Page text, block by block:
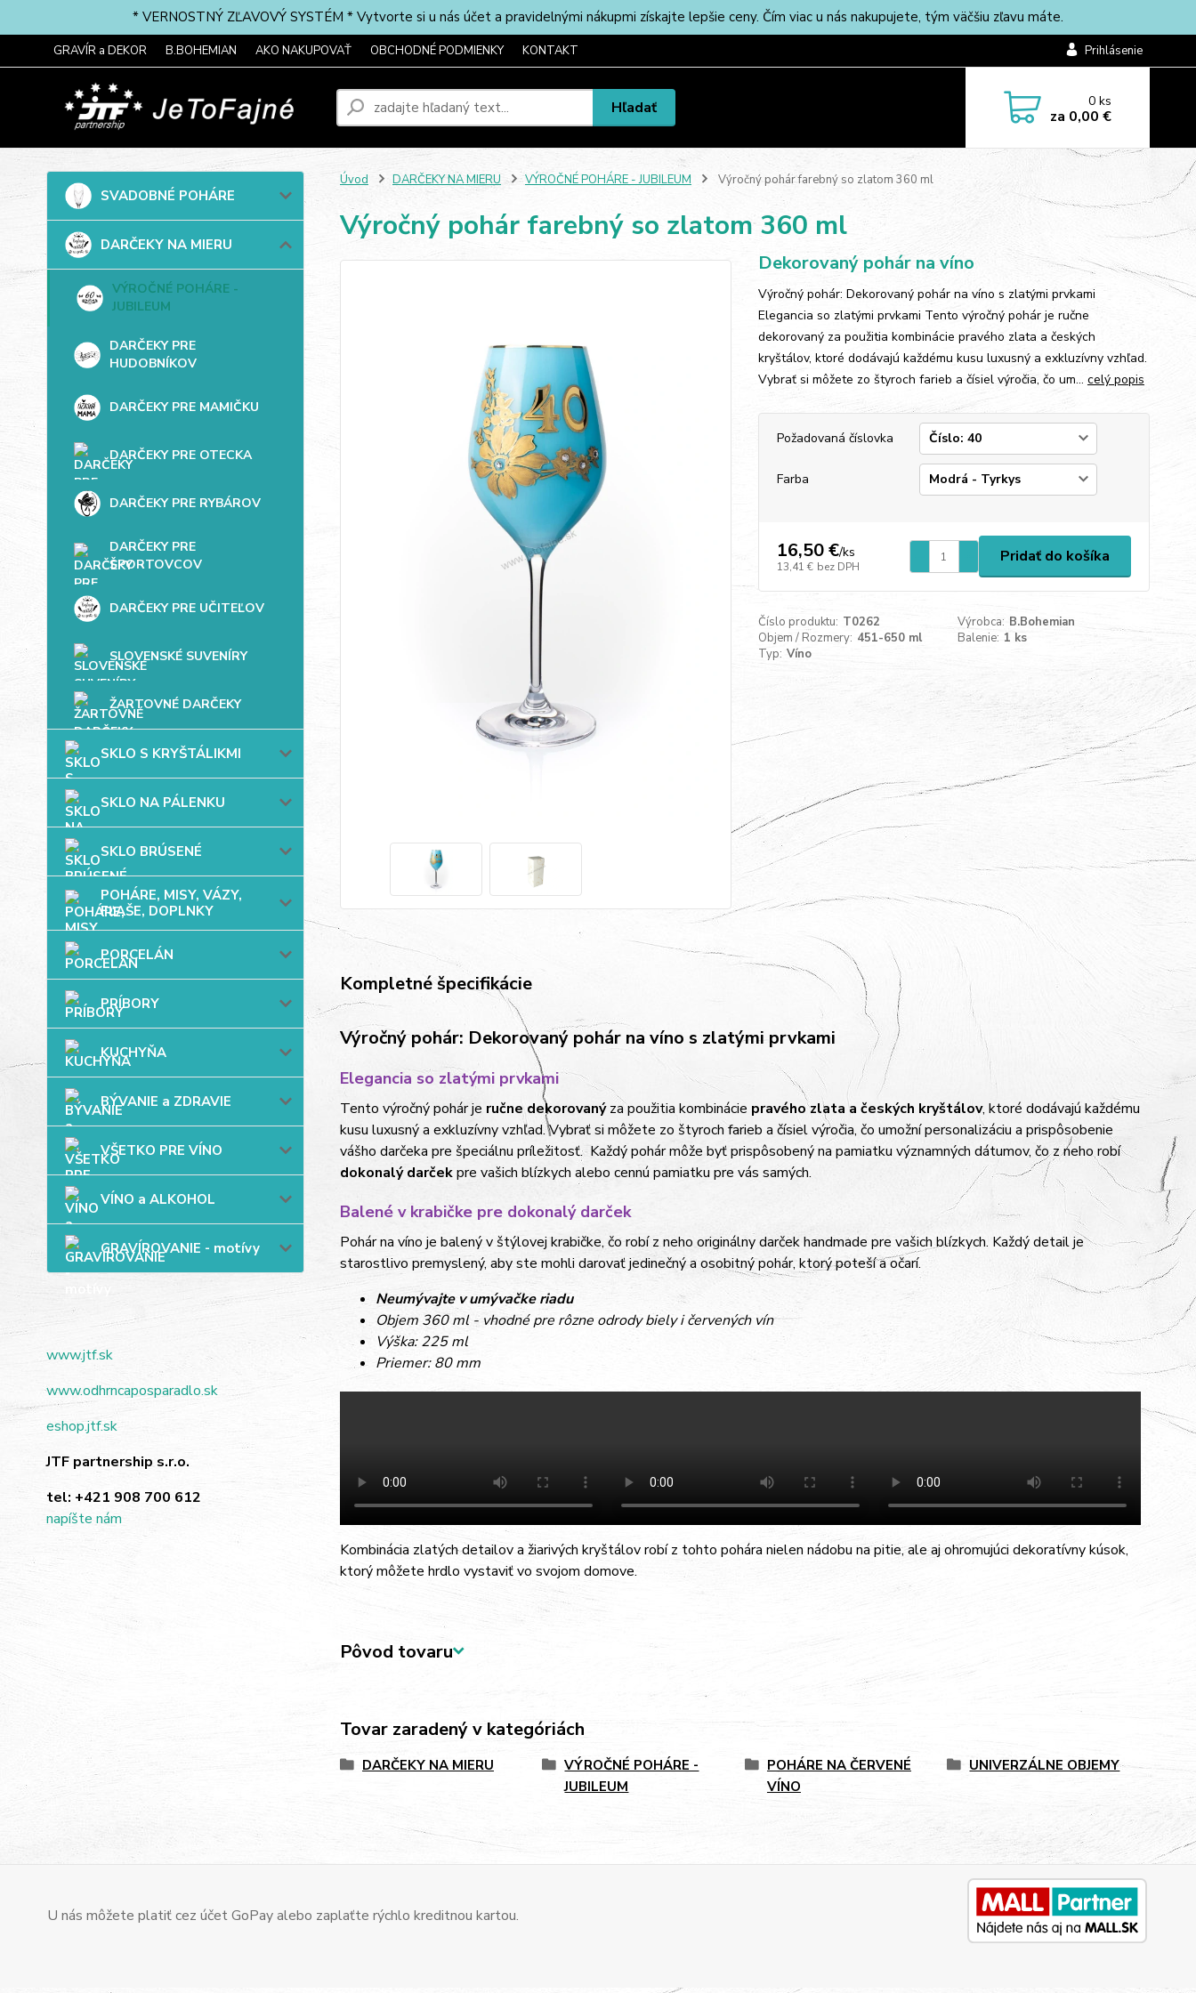
* VERNOSTNÝ ZĽAVOVÝ SYSTÉM * Vytvorte si u nás účet a pravidelnými nákupmi získajte lepšie ceny. Čím viac u nás nakupujete, tým väčšiu zľavu máte.
GRAVÍR a DEKOR B.BOHEMIAN AKO NAKUPOVAŤ OBCHODNÉ PODMIENKY KONTAKT Prihlásenie
Hľadať 0ks
za 0,00 €
SVADOBNÉ POHÁRE
DARČEKY NA MIERU
VÝROČNÉ POHÁRE -
JUBILEUM
DARČEKY PRE
HUDOBNÍKOV
DARČEKY PRE MAMIČKU
DARČEKY PRE OTECKA
DARČEKY PRE RYBÁROV
DARČEKY PRE
ŠPORTOVCOV
DARČEKY PRE UČITEĽOV
SLOVENSKÉ SUVENÍRY
ŽARTOVNÉ DARČEKY
SKLO S KRYŠTÁLIKMI
SKLO NA PÁLENKU
SKLO BRÚSENÉ
POHÁRE, MISY, VÁZY,
FĽAŠE, DOPLNKY
PORCELÁN
PRÍBORY
KUCHYŇA
BÝVANIE a ZDRAVIE
VŠETKO PRE VÍNO
VÍNO a ALKOHOL
GRAVÍROVANIE - motívy
www.jtf.sk
www.odhrncaposparadlo.sk
eshop.jtf.sk
JTF partnership s.r.o.
tel: +421 908 700 612
napíšte nám
Úvod DARČEKY NA MIERU VÝROČNÉ POHÁRE - JUBILEUM Výročný pohár farebný so zlatom 360 ml
Výročný pohár farebný so zlatom 360 ml
Dekorovaný pohár na víno
Výročný pohár: Dekorovaný pohár na víno s zlatými prvkami
Elegancia so zlatými prvkami Tento výročný pohár je ručne
dekorovaný za použitia kombinácie pravého zlata a českých
kryštálov, ktoré dodávajú každému kusu luxusný a exkluzívny vzhľad.
Vybrať si môžete zo štyroch farieb a čísiel výročia, čo um... celý popis
Požadovaná číslovka
Farba
16,50 €/ks
13,41 € bez DPH
Pridať do košíka
Číslo produktu: T0262 Výrobca: B.Bohemian
Objem / Rozmery: 451-650 ml Balenie: 1 ks
Typ: Víno
Kompletné špecifikácie
Výročný pohár: Dekorovaný pohár na víno s zlatými prvkami
Elegancia so zlatými prvkami
Tento výročný pohár je ručne dekorovanýza použitia kombinácie pravého zlata a českých kryštálov, ktoré dodávajú každému
kusu luxusný a exkluzívny vzhľad. Vybrať si môžete zo štyroch farieb a čísiel výročia, čo umožní personalizáciu a prispôsobenie
vášho darčeka pre špeciálnu príležitosť. Každý pohár môže byť prispôsobený na pamiatku významných dátumov, čo z neho robí
dokonalý darčekpre vašich blízkych alebo cennú pamiatku pre vás samých.
Balené v krabičke pre dokonalý darček
Pohár na víno je balený v štýlovej krabičke, čo robí z neho originálny darček handmade pre vašich blízkych. Každý detail je
starostlivo premyslený, aby ste mohli darovať jedinečný a osobitný pohár, ktorý poteší a očarí.
Neumývajte v umývačke riadu
Objem 360 ml - vhodné pre rôzne odrody biely i červených vín
Výška: 225 ml
Priemer: 80 mm
Kombinácia zlatých detailov a žiarivých kryštálov robí z tohto pohára nielen nádobu na pitie, ale aj ohromujúci dekoratívny kúsok,
ktorý môžete hrdlo vystaviť vo svojom domove.
Pôvod tovaru
Tovar zaradený v kategóriách
DARČEKY NA MIERU
VÝROČNÉ POHÁRE -
JUBILEUM
POHÁRE NA ČERVENÉ
VÍNO
UNIVERZÁLNE OBJEMY
U nás môžete platiť cez účet GoPay alebo zaplaťte rýchlo kreditnou kartou.